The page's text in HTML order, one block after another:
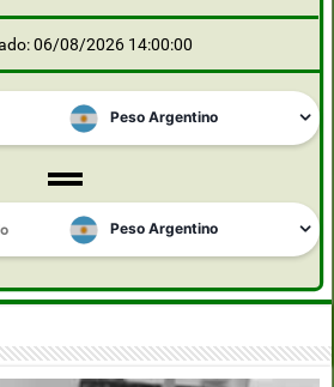
06/08/2026 14:00:00